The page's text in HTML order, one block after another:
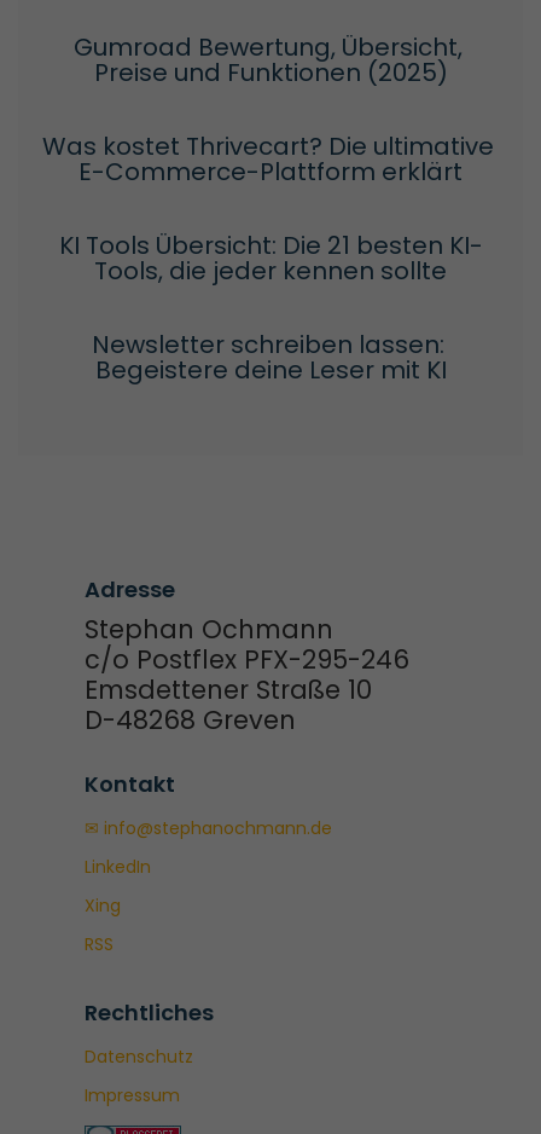
Gumroad Bewertung, Übersicht,
Preise und Funktionen (2025)
Was kostet Thrivecart? Die ultimative
E-Commerce-Plattform erklärt
KI Tools Übersicht: Die 21 besten KI-
Tools, die jeder kennen sollte
Newsletter schreiben lassen:
Begeistere deine Leser mit KI
Adresse
Stephan Ochmann
c/o Postflex PFX-295-246
Emsdettener Straße 10
D-48268 Greven
Kontakt
✉ info@stephanochmann.de
LinkedIn
Xing
RSS
Rechtliches
Datenschutz
Impressum